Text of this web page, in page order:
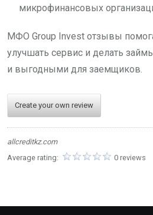
микрофинансовых
МФО Group Invest отзывы
улучшать сервис и делать
и выгодными для заемщиков.
Create your own review
allcreditkz.com
Average rating:
0 reviews